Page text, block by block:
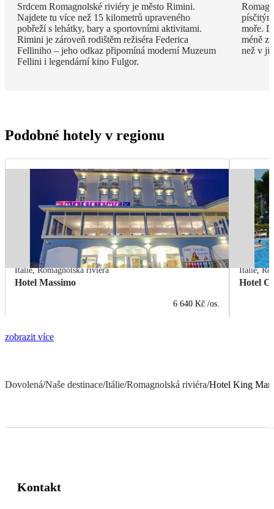
Srdcem Romagnolské riviéry je město Rimini.
Najdete tu více než 15 kilometrů upraveného
pobřeží s lehátky, bary a sportovními aktivitami.
Rimini je zároveň rodištěm režiséra Federica
Felliniho – jeho odkaz připomíná moderní Muzeum
Fellini i legendární kino Fulgor.
moře.
méně
než v
Podobné hotely v regionu
Itálie,Romagnolská riviéra
Hotel Massimo
6 640 Kč /os.
Itálie,
Hotel
zobrazit více
Dovolená/Naše destinace/Itálie/Romagnolská riviéra/Hotel King
Kontakt